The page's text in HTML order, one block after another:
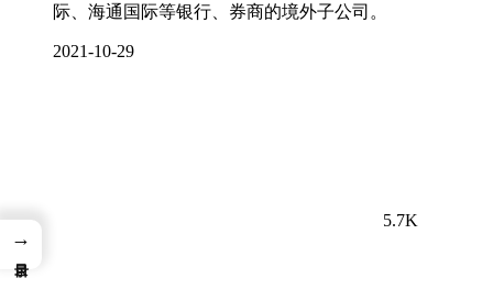
际、海通国际等银行、券商的境外子公司。
2021-10-29
5.7K
→